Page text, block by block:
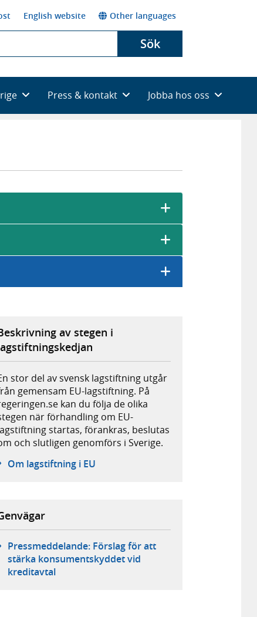
English website Other languages
Sök
Press & kontakt Jobba hos oss
av stegen i
stor del av svensk lagstiftning utgår
gemensam EU-lagstiftning. På
kan du följa de olika
när förhandling om EU-
startas, förankras, beslutas
och slutligen genomförs i Sverige.
Om lagstiftning i EU
Pressmeddelande: Förslag för att
stärka konsumentskyddet vid
kreditavtal